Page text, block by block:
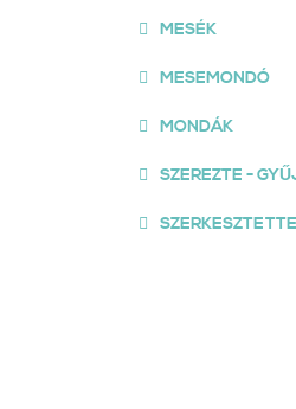
MESÉK
MESEMONDÓ
MONDÁK
SZEREZTE -
SZERKESZTETTE